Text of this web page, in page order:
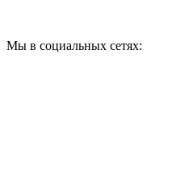
Мы в социальных сетях: